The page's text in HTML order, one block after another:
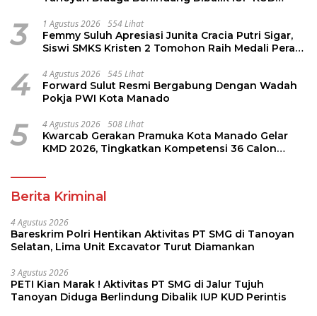
3 1 Agustus 2026 554 Lihat
Femmy Suluh Apresiasi Junita Cracia Putri Sigar,
Siswi SMKS Kristen 2 Tomohon Raih Medali Perak
4 4 Agustus 2026 545 Lihat
Forward Sulut Resmi Bergabung Dengan Wadah
Pokja PWI Kota Manado
5 4 Agustus 2026 508 Lihat
Kwarcab Gerakan Pramuka Kota Manado Gelar
KMD 2026, Tingkatkan Kompetensi 36 Calon
Berita Kriminal
4 Agustus 2026
Bareskrim Polri Hentikan Aktivitas PT SMG di Tanoyan
Selatan, Lima Unit Excavator Turut Diamankan
3 Agustus 2026
PETI Kian Marak ! Aktivitas PT SMG di Jalur Tujuh
Tanoyan Diduga Berlindung Dibalik IUP KUD Perintis